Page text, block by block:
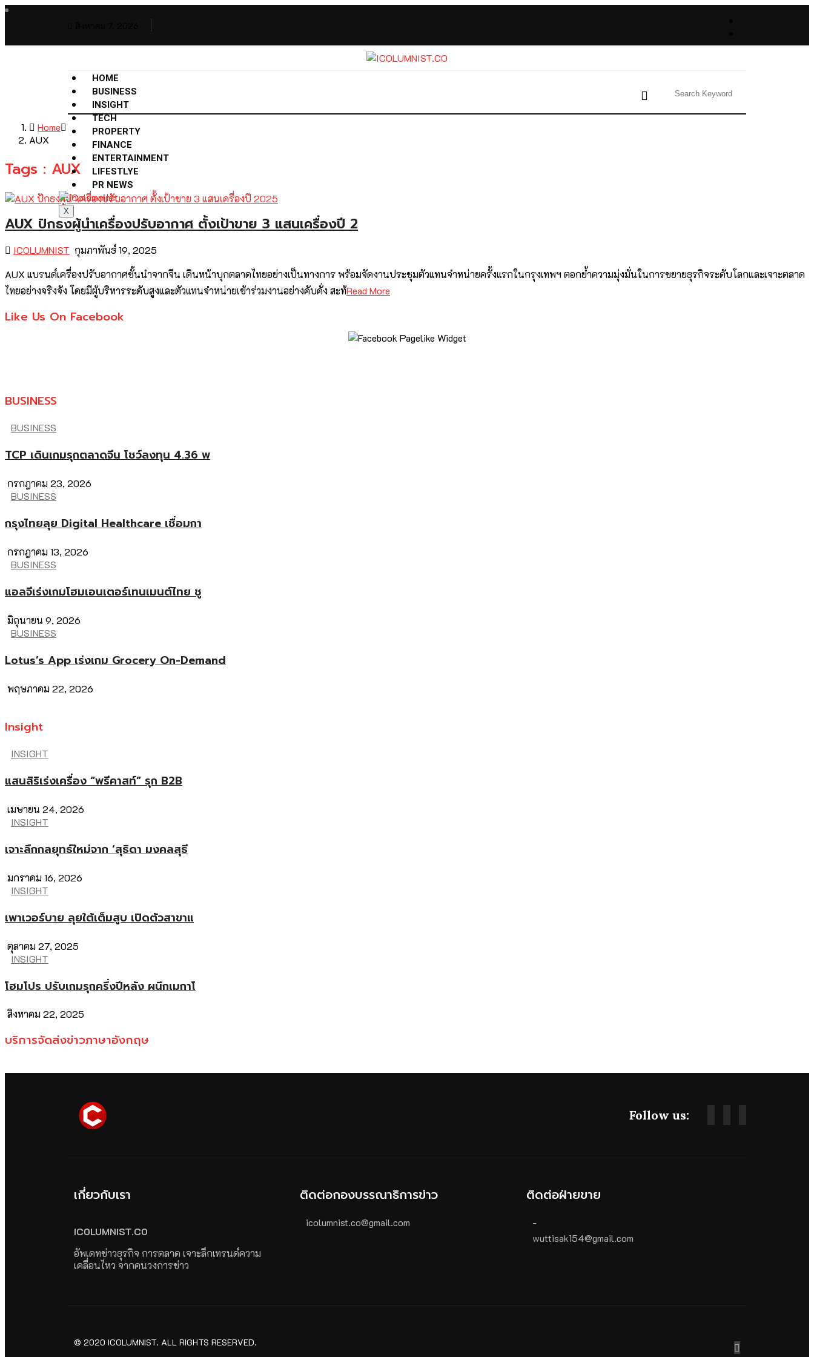
HOME
BUSINESS
INSIGHT
TECH
PROPERTY
FINANCE
ENTERTAINMENT
LIFESTLYE
PR NEWS
X
Home
AUX
Tags : AUX
AUX ปักธงผู้นำเครื่องปรับอากาศ ตั้งเป้าขาย 3 แสนเครื่องปี 2
ICOLUMNIST กุมภาพันธ์ 19, 2025
AUX แบรนด์เครื่องปรับอากาศชั้นนำจากจีน เดินหน้าบุกตลาดไทยอย่างเป็นทางการ พร้อมจัดงานประชุมตัวแทนจำหน่ายครั้งแรกในกรุงเทพฯ ตอกย้ำความมุ่งมั่นในการขยายธุรกิจระดับโลกและเจาะตลาด
ไทยอย่างจริงจัง โดยมีผู้บริหารระดับสูงและตัวแทนจำหน่ายเข้าร่วมงานอย่างคับคั่ง สะท้Read More
Like Us On Facebook
BUSINESS
BUSINESS
TCP เดินเกมรุกตลาดจีน โชว์ลงทุน 4.36 พ
กรกฎาคม 23, 2026
BUSINESS
กรุงไทยลุย Digital Healthcare เชื่อมกา
กรกฎาคม 13, 2026
BUSINESS
แอลจีเร่งเกมโฮมเอนเตอร์เทนเมนต์ไทย ชู
มิถุนายน 9, 2026
BUSINESS
Lotus’s App เร่งเกม Grocery On-Demand
พฤษภาคม 22, 2026
Insight
INSIGHT
แสนสิริเร่งเครื่อง “พรีคาสท์” รุก B2B
เมษายน 24, 2026
INSIGHT
เจาะลึกกลยุทธ์ใหม่จาก ‘สุธิดา มงคลสุธี
มกราคม 16, 2026
INSIGHT
เพาเวอร์บาย ลุยใต้เต็มสูบ เปิดตัวสาขาแ
ตุลาคม 27, 2025
INSIGHT
โฮมโปร ปรับเกมรุกครึ่งปีหลัง ผนึกเมกาโ
สิงหาคม 22, 2025
บริการจัดส่งข่าวภาษาอังกฤษ
Follow us:
เกี่ยวกับเรา
ICOLUMNIST.CO
อัพเดทข่าวธุรกิจ การตลาด เจาะลึกเทรนด์ความ
เคลื่อนไหว จากคนวงการข่าว
ติดต่อกองบรรณาธิการข่าว
icolumnist.co@gmail.com
ติดต่อฝ่ายขาย
-
wuttisak154@gmail.com
© 2020 ICOLUMNIST. ALL RIGHTS RESERVED.